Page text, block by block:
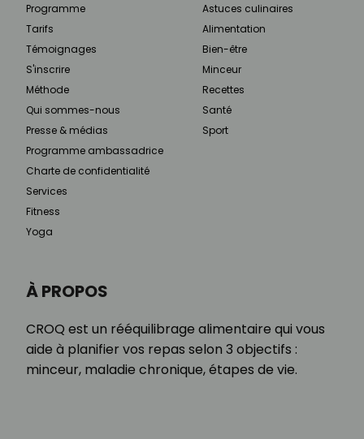
À PROPOS
CROQ est un rééquilibrage alimentaire qui vous
aide à planifier vos repas selon 3 objectifs :
minceur, maladie chronique, étapes de vie.
Programme
Tarifs
Témoignages
S'inscrire
Méthode
Qui sommes-nous
Presse & médias
Programme ambassadrice
Charte de confidentialité
Services
Fitness
Yoga
Astuces culinaires
Alimentation
Bien-être
Minceur
Recettes
Santé
Sport